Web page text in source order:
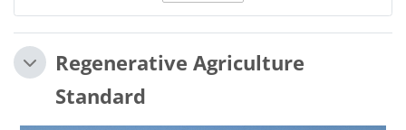
Regenerative Agriculture
Standard